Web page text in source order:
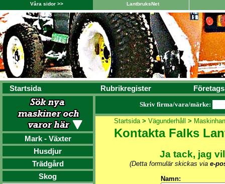
Våra sidor >> LantbruksNet
Startsida Rubrikregister
Mark - Växter
Husdjur
Trädgård
Skog
Skriv firma/vara/märke:
Startsida> Vägunderhåll >
Kontakta Falks
Ja tack, jag
(Detta formulär skickas via e-
Namn: